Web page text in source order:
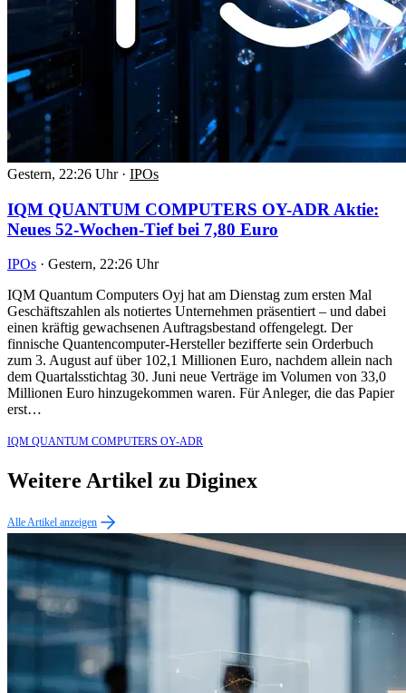
Gestern, 22:26 Uhr · IPOs
IQM QUANTUM COMPUTERS OY-ADR Aktie:
Neues 52-Wochen-Tief bei 7,80 Euro
IPOs · Gestern, 22:26 Uhr
IQM Quantum Computers Oyj hat am Dienstag zum ersten Mal
Geschäftszahlen als notiertes Unternehmen präsentiert – und dabei
einen kräftig gewachsenen Auftragsbestand offengelegt. Der
finnische Quantencomputer-Hersteller bezifferte sein Orderbuch
zum 3. August auf über 102,1 Millionen Euro, nachdem allein nach
dem Quartalsstichtag 30. Juni neue Verträge im Volumen von 33,0
Millionen Euro hinzugekommen waren. Für Anleger, die das Papier
erst…
IQM QUANTUM COMPUTERS OY-ADR
Weitere Artikel zu Diginex
Alle Artikel anzeigen